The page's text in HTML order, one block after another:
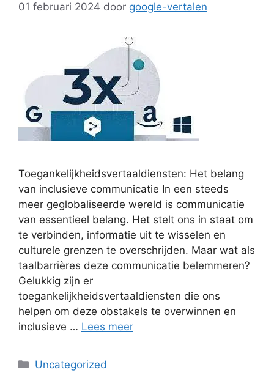
01 februari 2024 door google-vertalen
Toegankelijkheidsvertaaldiensten: Het belang
van inclusieve communicatie In een steeds
meer geglobaliseerde wereld is communicatie
van essentieel belang. Het stelt ons in staat om
te verbinden, informatie uit te wisselen en
culturele grenzen te overschrijden. Maar wat als
taalbarrières deze communicatie belemmeren?
Gelukkig zijn er
toegankelijkheidsvertaaldiensten die ons
helpen om deze obstakels te overwinnen en
inclusieve … Lees meer
Categorieën
Uncategorized